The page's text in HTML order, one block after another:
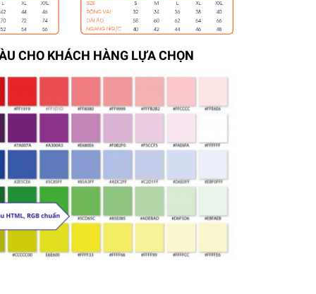
CHO KHÁCH HÀNG LỰA CHỌN